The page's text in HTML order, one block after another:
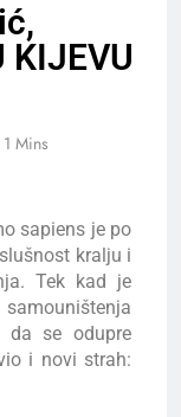
KIJEVU
1 Mins
sapiens je po
kralju i
Tek kad je
da se odupre
i novi strah: